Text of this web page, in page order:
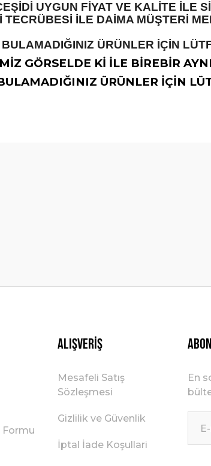
UYGUN FİYAT VE KALİTE İLE
İLE DAİMA MÜŞTERİ
ÜRÜNLER İÇİN
GÖRSELDE Kİ İLE BİREBİR
ÜRÜNLER İÇİN
Formu
Alışveriş
Mesafeli Satış
Sözleşmesi
Gizlilik ve Güvenlik
İptal İade Koşullari
En